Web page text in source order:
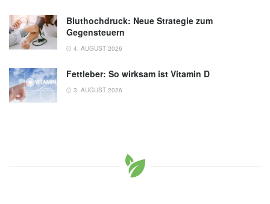
Bluthochdruck: Neue Strategie zum
Gegensteuern
4. AUGUST 2026
Fettleber: So wirksam ist Vitamin D
3. AUGUST 2026